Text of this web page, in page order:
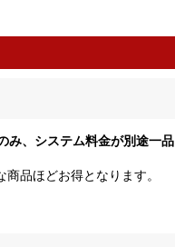
み、システム料金が別途一品
品ほどお得となります。